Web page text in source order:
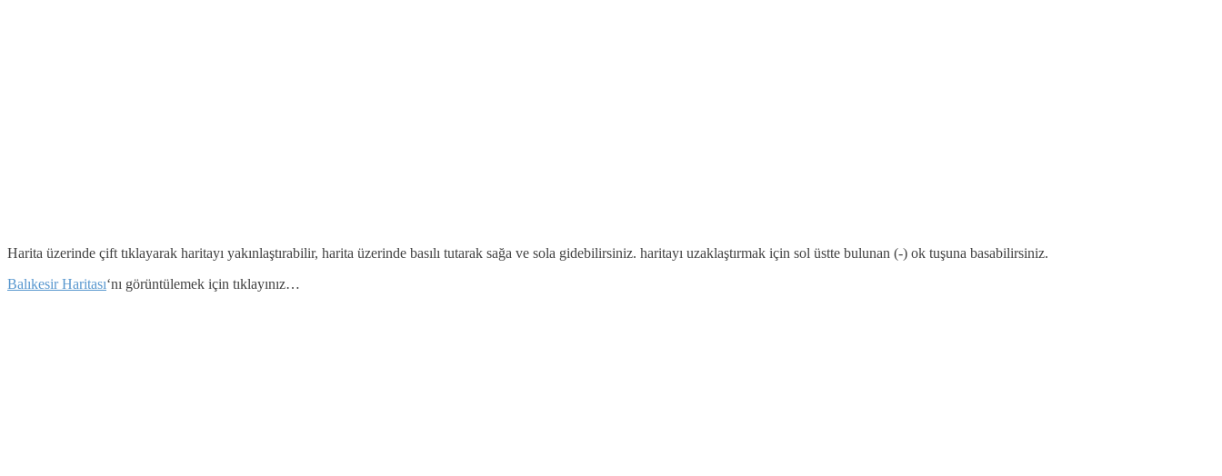
Harita üzerinde çift tıklayarak haritayı yakınlaştırabilir, harita üzerinde basılı tutarak sağa ve sola gidebilirsiniz. haritayı uzaklaştırmak için sol üstte bulunan (-) ok tuşuna basabilirsiniz.
Balıkesir Haritası‘nı görüntülemek için tıklayınız…